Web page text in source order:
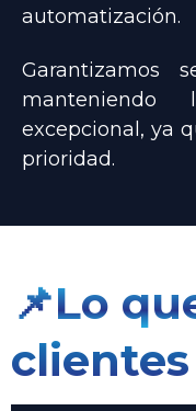
automatización.
Garantizamos
excepcional, ya
prioridad.
📌Lo